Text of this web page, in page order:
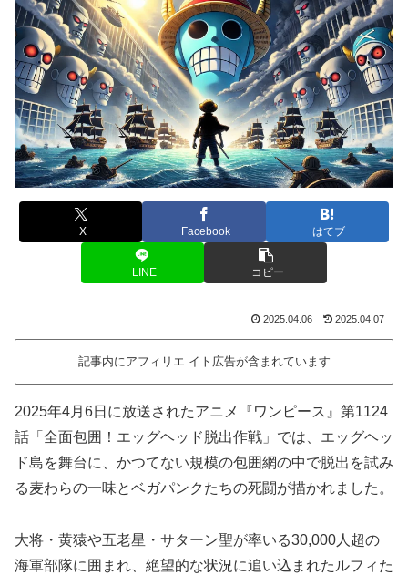
X Facebook はてブ
LINE コピー
2025.04.06 2025.04.07
記事内にアフィリエ イト広告が含まれています
2025年4月6日に放送されたアニメ『ワンピース』第1124
話「全面包囲！エッグヘッド脱出作戦」では、エッグヘッ
ド島を舞台に、かつてない規模の包囲網の中で脱出を試み
る麦わらの一味とベガパンクたちの死闘が描かれました。
大将・黄猿や五老星・サターン聖が率いる30,000人超の
海軍部隊に囲まれ、絶望的な状況に追い込まれたルフィた